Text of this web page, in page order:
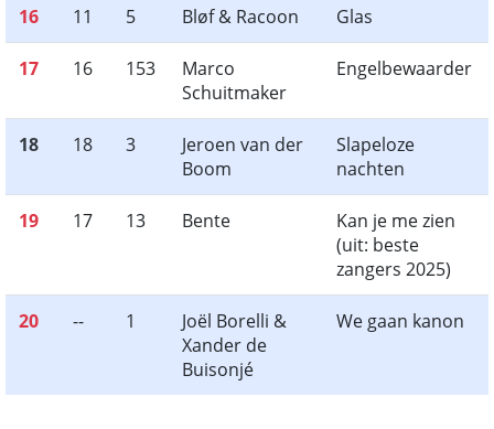
16 11 5 Bløf & Racoon Glas
17 16 153
Marco
Schuitmaker
Engelbewaarder
18 18 3
Jeroen van der
Boom
Slapeloze
nachten
19 17 13 Bente
Kan je me zien
(uit: beste
zangers 2025)
20 -- 1
Joël Borelli &
Xander de
Buisonjé
We gaan kanon